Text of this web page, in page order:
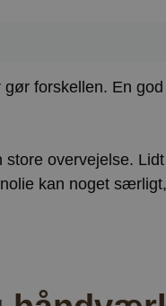
forskellen. En
overvejelse.
kan noget